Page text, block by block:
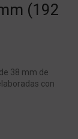
(192
38 mm de
con